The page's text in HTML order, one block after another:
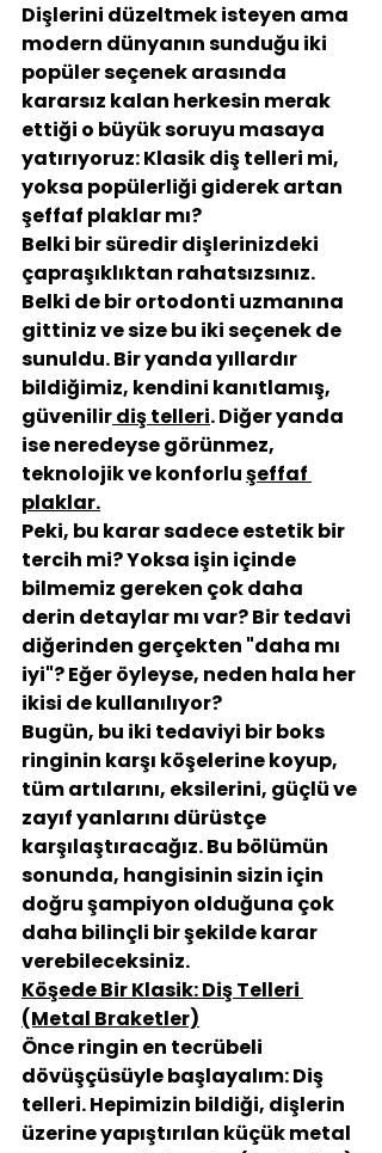
Dişlerini düzeltmek isteyen ama
modern dünyanın sunduğu iki
popüler seçenek arasında
kararsız kalan herkesin merak
ettiği o büyük soruyu masaya
yatırıyoruz: Klasik diş telleri mi,
yoksa popülerliği giderek artan
şeffaf plaklar mı?
Belki bir süredir dişlerinizdeki
çapraşıklıktan rahatsızsınız.
Belki de bir ortodonti uzmanına
gittiniz ve size bu iki seçenek de
sunuldu. Bir yanda yıllardır
bildiğimiz, kendini kanıtlamış,
güvenilirdiş telleri. Diğer yanda
ise neredeyse görünmez,
teknolojik ve konforlu şeffaf
plaklar.
Peki, bu karar sadece estetik bir
tercih mi? Yoksa işin içinde
bilmemiz gereken çok daha
derin detaylar mı var? Bir tedavi
diğerinden gerçekten "daha mı
iyi"? Eğer öyleyse, neden hala her
ikisi de kullanılıyor?
Bugün, bu iki tedaviyi bir boks
ringinin karşı köşelerine koyup,
tüm artılarını, eksilerini, güçlü ve
zayıf yanlarını dürüstçe
karşılaştıracağız. Bu bölümün
sonunda, hangisinin sizin için
doğru şampiyon olduğuna çok
daha bilinçli bir şekilde karar
verebileceksiniz.
Köşede Bir Klasik: Diş Telleri
(Metal Braketler)
Önce ringin en tecrübeli
dövüşçüsüyle başlayalım: Diş
telleri. Hepimizin bildiği, dişlerin
üzerine yapıştırılan küçük metal